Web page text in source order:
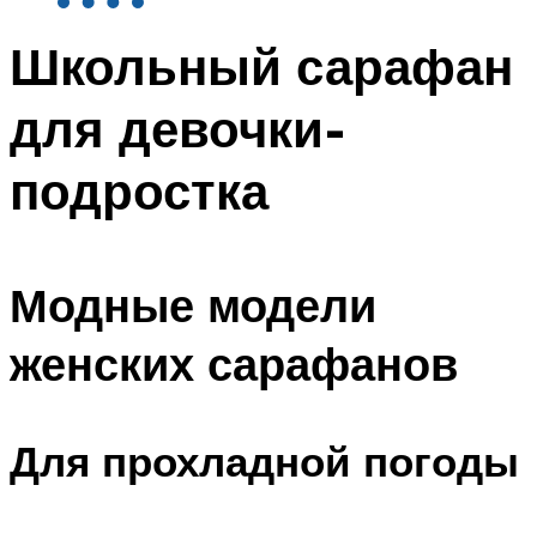
Школьный сарафан
для девочки-
подростка
Модные модели
женских сарафанов
Для прохладной погоды